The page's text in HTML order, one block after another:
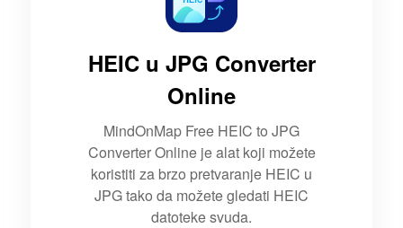
HEIC u JPG Converter
Online
MindOnMap Free HEIC to JPG
Converter Online je alat koji možete
koristiti za brzo pretvaranje HEIC u
JPG tako da možete gledati HEIC
datoteke svuda.